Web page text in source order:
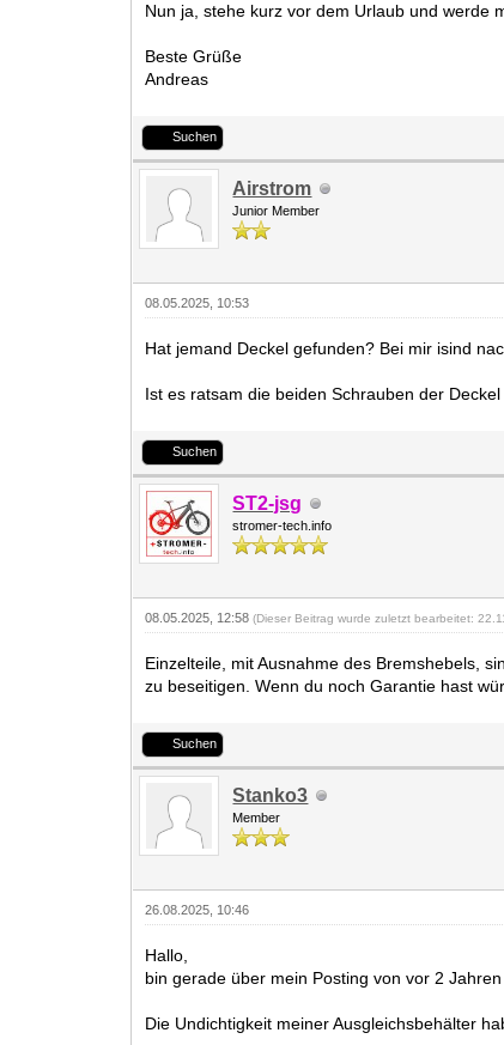
Nun ja, stehe kurz vor dem Urlaub und werde
Beste Grüße
Andreas
Suchen
Airstrom
Junior Member
08.05.2025, 10:53
Hat jemand Deckel gefunden? Bei mir isind
Ist es ratsam die beiden Schrauben der
Suchen
ST2-jsg
stromer-tech.info
08.05.2025, 12:58(Dieser Beitrag wurde zuletzt bearbeitet:
Einzelteile, mit Ausnahme des Bremshebels,
zu beseitigen. Wenn du noch Garantie hast
Suchen
Stanko3
Member
26.08.2025, 10:46
Hallo,
bin gerade über mein Posting von vor 2
Die Undichtigkeit meiner Ausgleichsbehälter